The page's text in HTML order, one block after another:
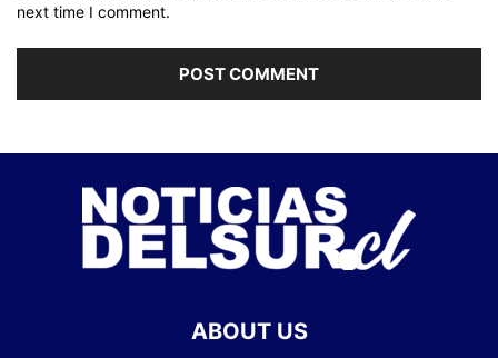
next time I comment.
ABOUT US